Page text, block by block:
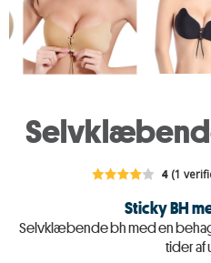
4 (1
Sticky BH
Selvklæbende bh med en
tider af